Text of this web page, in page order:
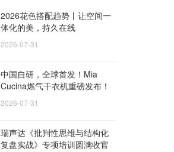
2026花色搭配趋势丨让空间一
体化的美，持久在线
2026-07-31
中国自研，全球首发！Mia
Cucina燃气干衣机重磅发布！
2026-07-31
瑞声达《批判性思维与结构化
复盘实战》专项培训圆满收官